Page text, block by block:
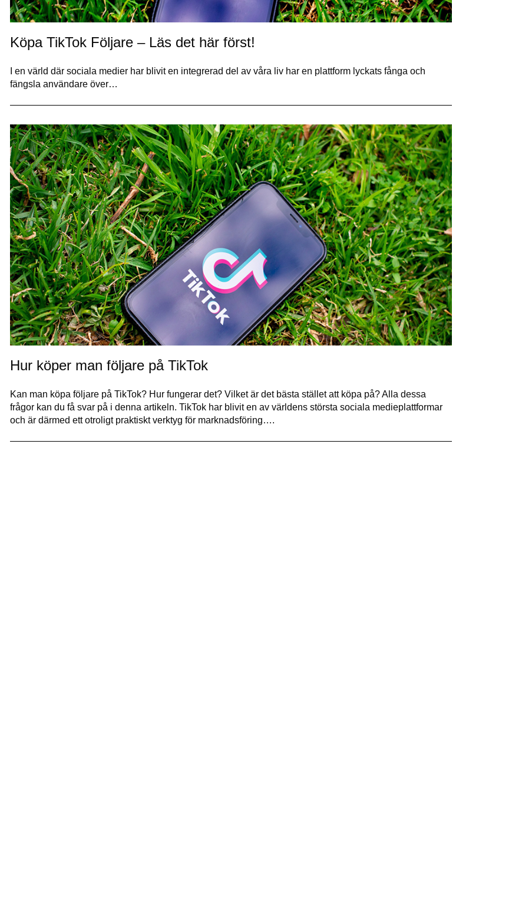
Köpa TikTok Följare – Läs det här först!
I en värld där sociala medier har blivit en integrerad del av våra liv har en plattform lyckats fånga och
fängsla användare över…
Hur köper man följare på TikTok
Kan man köpa följare på TikTok? Hur fungerar det? Vilket är det bästa stället att köpa på? Alla dessa
frågor kan du få svar på i denna artikeln. TikTok har blivit en av världens största sociala medieplattformar
och är därmed ett otroligt praktiskt verktyg för marknadsföring….